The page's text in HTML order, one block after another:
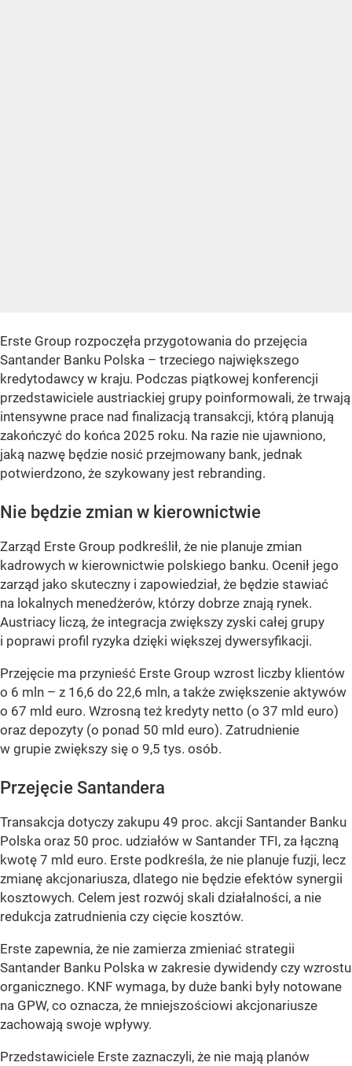
Erste Group rozpoczęła przygotowania do przejęcia
Santander Banku Polska – trzeciego największego
kredytodawcy w kraju. Podczas piątkowej konferencji
przedstawiciele austriackiej grupy poinformowali, że trwają
intensywne prace nad finalizacją transakcji, którą planują
zakończyć do końca 2025 roku. Na razie nie ujawniono,
jaką nazwę będzie nosić przejmowany bank, jednak
potwierdzono, że szykowany jest rebranding.
Nie będzie zmian w kierownictwie
Zarząd Erste Group podkreślił, że nie planuje zmian
kadrowych w kierownictwie polskiego banku. Ocenił jego
zarząd jako skuteczny i zapowiedział, że będzie stawiać
na lokalnych menedżerów, którzy dobrze znają rynek.
Austriacy liczą, że integracja zwiększy zyski całej grupy
i poprawi profil ryzyka dzięki większej dywersyfikacji.
Przejęcie ma przynieść Erste Group wzrost liczby klientów
o 6 mln – z 16,6 do 22,6 mln, a także zwiększenie aktywów
o 67 mld euro. Wzrosną też kredyty netto (o 37 mld euro)
oraz depozyty (o ponad 50 mld euro). Zatrudnienie
w grupie zwiększy się o 9,5 tys. osób.
Przejęcie Santandera
Transakcja dotyczy zakupu 49 proc. akcji Santander Banku
Polska oraz 50 proc. udziałów w Santander TFI, za łączną
kwotę 7 mld euro. Erste podkreśla, że nie planuje fuzji, lecz
zmianę akcjonariusza, dlatego nie będzie efektów synergii
kosztowych. Celem jest rozwój skali działalności, a nie
redukcja zatrudnienia czy cięcie kosztów.
Erste zapewnia, że nie zamierza zmieniać strategii
Santander Banku Polska w zakresie dywidendy czy wzrostu
organicznego. KNF wymaga, by duże banki były notowane
na GPW, co oznacza, że mniejszościowi akcjonariusze
zachowają swoje wpływy.
Przedstawiciele Erste zaznaczyli, że nie mają planów